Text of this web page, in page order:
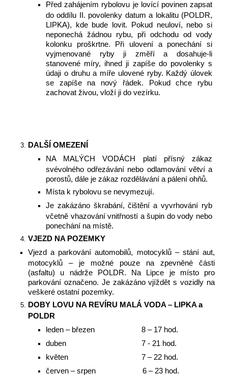
Před zahájením rybolovu je lovící povinen zapsat
do oddílu II. povolenky datum a lokalitu (POLDR,
LIPKA), kde bude lovit. Pokud neuloví, nebo si
neponechá žádnou rybu, při odchodu od vody
kolonku proškrtne. Při ulovení a ponechání si
vyjmenované ryby ji změří a dosahuje-li
stanovené míry, ihned ji zapíše do povolenky s
údaji o druhu a míře ulovené ryby. Každý úlovek
se zapíše na nový řádek. Pokud chce rybu
zachovat živou, vloží ji do vezírku.
DALŠÍ OMEZENÍ
NA MALÝCH VODÁCH platí přísný zákaz
svévolného odřezávání nebo odlamování větví a
porostů, dále je zákaz rozdělávání a pálení ohňů.
Místa k rybolovu se nevymezují.
Je zakázáno škrabání, čištění a vyvrhování ryb
včetně vhazování vnitřností a šupin do vody nebo
ponechání na místě.
VJEZD NA POZEMKY
Vjezd a parkování automobilů, motocyklů – stání aut,
motocyklů – je možné pouze na zpevněné části
(asfaltu) u nádrže POLDR. Na Lipce je místo pro
parkování označeno. Je zakázáno vjíždět s vozidly na
veškeré ostatní pozemky.
DOBY LOVU NA REVÍRU MALÁ VODA – LIPKA a
POLDR
leden – březen 8 – 17 hod.
duben 7 - 21 hod.
květen 7 – 22 hod.
červen – srpen 6 – 23 hod.